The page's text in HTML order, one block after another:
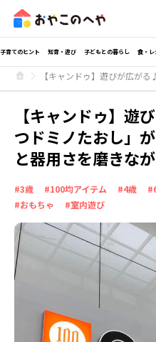
子育てのヒント 知育・遊び 子どもとの暮らし 食・レ
【キャンドゥ】遊びが広が
【キャンドゥ】遊
つドミノたおし」
と器用さを磨きな
#3歳 #100均アイテム #4歳
#おもちゃ
#室内遊び